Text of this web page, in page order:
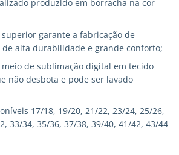
produzido em borracha na cor
garante a fabricação de
de alta durabilidade e grande conforto;
de sublimação digital em tecido
não desbota e pode ser lavado
17/18, 19/20, 21/22, 23/24, 25/26,
33/34, 35/36, 37/38, 39/40, 41/42, 43/44